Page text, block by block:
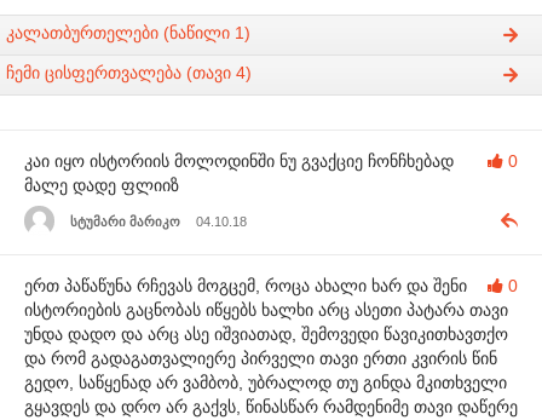
კალათბურთელები (ნაწილი 1)
ჩემი ცისფერთვალება (თავი 4)
0
კაი იყო ისტორიის მოლოდინში ნუ გვაქციე ჩონჩხებად
მალე დადე ფლიიზ
სტუმარი მარიკო 04.10.18
0
ერთ პაწაწუნა რჩევას მოგცემ, როცა ახალი ხარ და შენი
ისტორიების გაცნობას იწყებს ხალხი არც ასეთი პატარა თავი
უნდა დადო და არც ასე იშვიათად, შემოვედი წავიკითხავთქო
და რომ გადაგათვალიერე პირველი თავი ერთი კვირის წინ
გედო, საწყენად არ ვამბობ, უბრალოდ თუ გინდა მკითხველი
გყავდეს და დრო არ გაქვს, წინასწარ რამდენიმე თავი დაწერე